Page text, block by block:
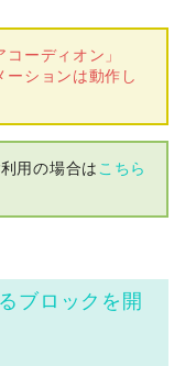
ーディオン」
ーションは動作し
用の場合は こちら
ブロックを開